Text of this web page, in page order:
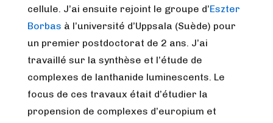
cellule. J’ai ensuite rejoint le groupe d’Eszter
Borbas à l’université d’Uppsala (Suède) pour
un premier postdoctorat de 2 ans. J’ai
travaillé sur la synthèse et l’étude de
complexes de lanthanide luminescents. Le
focus de ces travaux était d’étudier la
propension de complexes d’europium et